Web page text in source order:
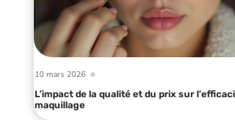
10 mars 2026
L’impact de la qualité et du prix sur
maquillage